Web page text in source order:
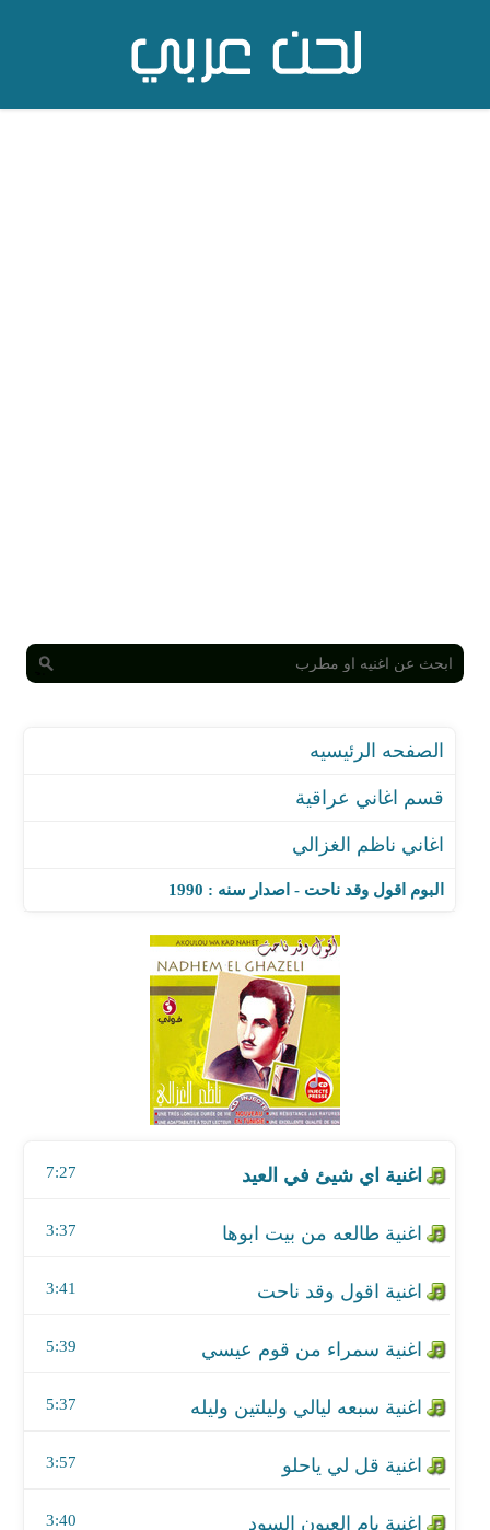
قسم اغاني عراقية
البوم اقول وقد ناحت - اصدار سنه : 1990
اغنية اي شيئ في العيد
7:27
اغنية طالعه من بيت ابوها
3:37
اغنية اقول وقد ناحت
3:41
اغنية سمراء من قوم عيسي
5:39
اغنية سبعه ليالي وليلتين وليله
5:37
اغنية قل لي ياحلو
3:57
3:40
اغنية جلاجل
اغنية تقدم لك هديه